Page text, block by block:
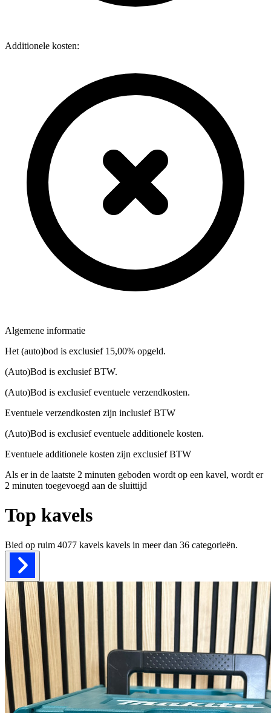
Additionele kosten:
Algemene informatie
Het (auto)bod is exclusief 15,00% opgeld.
(Auto)Bod is exclusief BTW.
(Auto)Bod is exclusief eventuele verzendkosten.
Eventuele verzendkosten zijn inclusief BTW
(Auto)Bod is exclusief eventuele additionele kosten.
Eventuele additionele kosten zijn exclusief BTW
Als er in de laatste 2 minuten geboden wordt op een kavel, wordt er
2 minuten toegevoegd aan de sluittijd
Top kavels
Bied op ruim 4077 kavels kavels in meer dan 36 categorieën.